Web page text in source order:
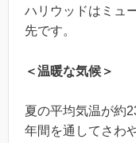
ハリウッドはミュ
先です。
＜温暖な気候＞
夏の平均気温が約
年間を通してさわ